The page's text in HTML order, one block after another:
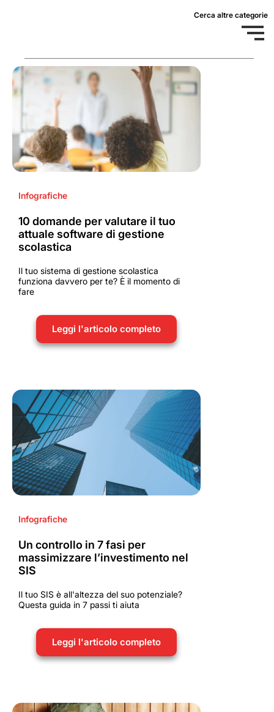
Cerca altre categorie
Infografiche
10 domande per valutare il tuo
attuale software di gestione
scolastica
Il tuo sistema di gestione scolastica
funziona davvero per te? È il momento di
fare
Leggi l'articolo completo
Infografiche
Un controllo in 7 fasi per
massimizzare l’investimento nel
SIS
Il tuo SIS è all'altezza del suo potenziale?
Questa guida in 7 passi ti aiuta
Leggi l'articolo completo